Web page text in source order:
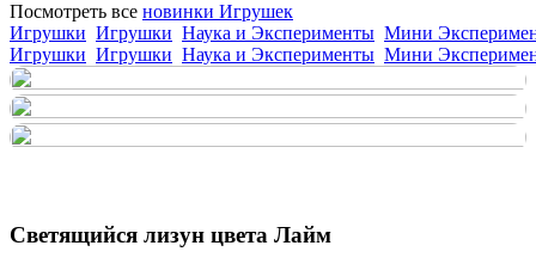
Посмотреть все новинки Игрушек
Игрушки Игрушки Наука и Эксперименты Мини
Игрушки Игрушки Наука и Эксперименты Мини
Светящийся лизун цвета Лайм